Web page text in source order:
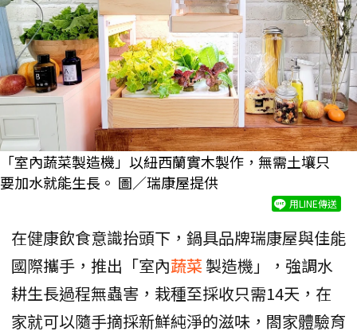
「室內蔬菜製造機」以紐西蘭實木製作，無需土壤只
要加水就能生長。 圖／瑞康屋提供
用LINE傳送
在健康飲食意識抬頭下，鍋具品牌瑞康屋與佳能
國際攜手，推出「室內蔬菜 製造機」，強調水
耕生長過程無蟲害，栽種至採收只需14天，在
家就可以隨手摘採新鮮純淨的滋味，閤家體驗育